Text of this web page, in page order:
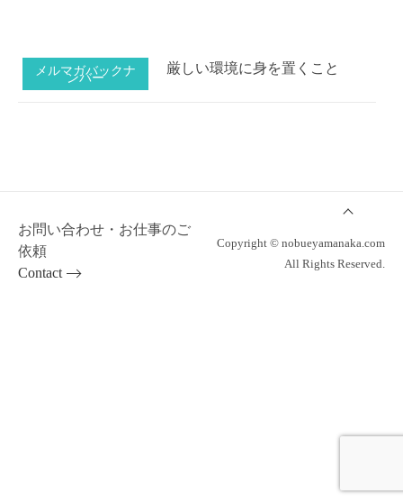
メルマガバックナ
ンバー
厳しい環境に身を置くこと
お問い合わせ・お仕事のご
依頼
Contact
Copyright © nobueyamanaka.com
All Rights Reserved.